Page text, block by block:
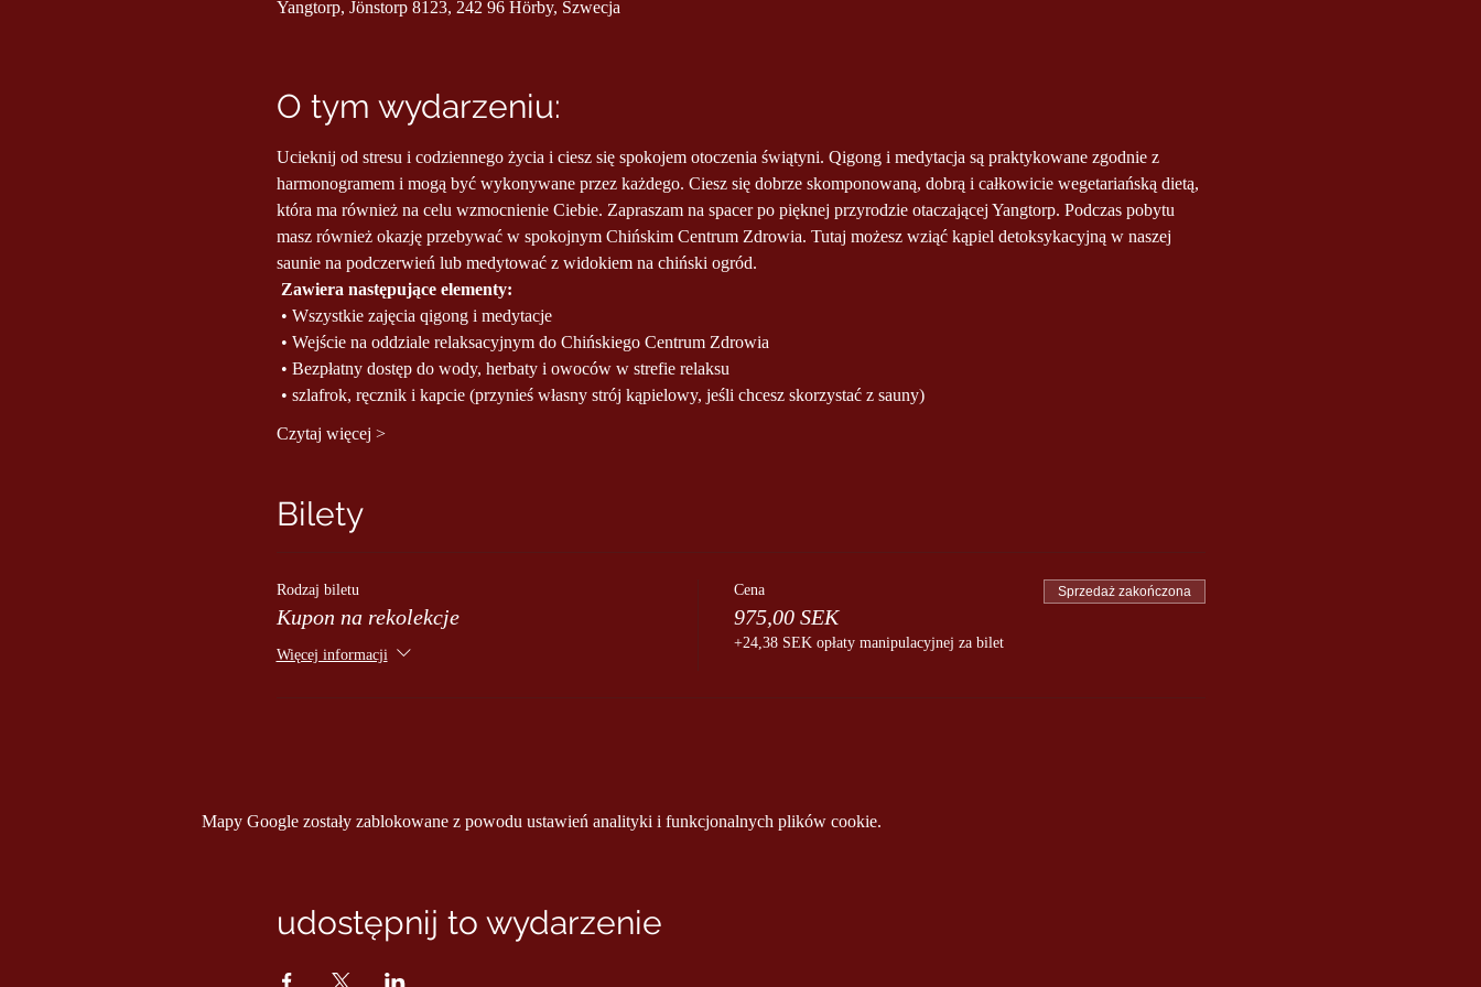
Yangtorp, Jönstorp 8123, 242 96 Hörby, Szwecja
O tym wydarzeniu:
Ucieknij od stresu i codziennego życia i ciesz się spokojem otoczenia świątyni. Qigong i medytacja są praktykowane zgodnie z
harmonogramem i mogą być wykonywane przez każdego. Ciesz się dobrze skomponowaną, dobrą i całkowicie wegetariańską dietą,
która ma również na celu wzmocnienie Ciebie. Zapraszam na spacer po pięknej przyrodzie otaczającej Yangtorp. Podczas pobytu
masz również okazję przebywać w spokojnym Chińskim Centrum Zdrowia. Tutaj możesz wziąć kąpiel detoksykacyjną w naszej
saunie na podczerwień lub medytować z widokiem na chiński ogród.
Zawiera następujące elementy:
• Wszystkie zajęcia qigong i medytacje
• Wejście na oddziale relaksacyjnym do Chińskiego Centrum Zdrowia
• Bezpłatny dostęp do wody, herbaty i owoców w strefie relaksu
• szlafrok, ręcznik i kapcie (przynieś własny strój kąpielowy, jeśli chcesz skorzystać z sauny)
Czytaj więcej >
Bilety
Rodzaj biletu
Kupon na rekolekcje
Więcej informacji
Cena
975,00 SEK
+24,38 SEK opłaty manipulacyjnej za bilet
Sprzedaż zakończona
Mapy Google zostały zablokowane z powodu ustawień analityki i funkcjonalnych plików cookie.
udostępnij to wydarzenie